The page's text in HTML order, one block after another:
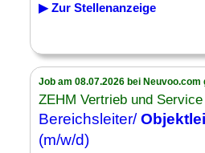
▶ Zur Stellenanzeige
Job am 08.07.2026 bei Neuvoo.com
ZEHM Vertrieb und
Bereichsleiter/
(m/w/d)